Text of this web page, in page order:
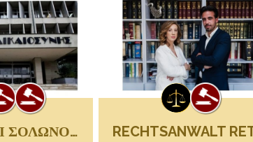
ΑΘΗΝΑ | LEGAL
ΔΙΚΗΓΟΡΟΙ ΣΟΛΩΝΟΣ ΑΘΗΝΑ | LEGAL SOLONOS
RECHTSANWALT RETHYMNO |